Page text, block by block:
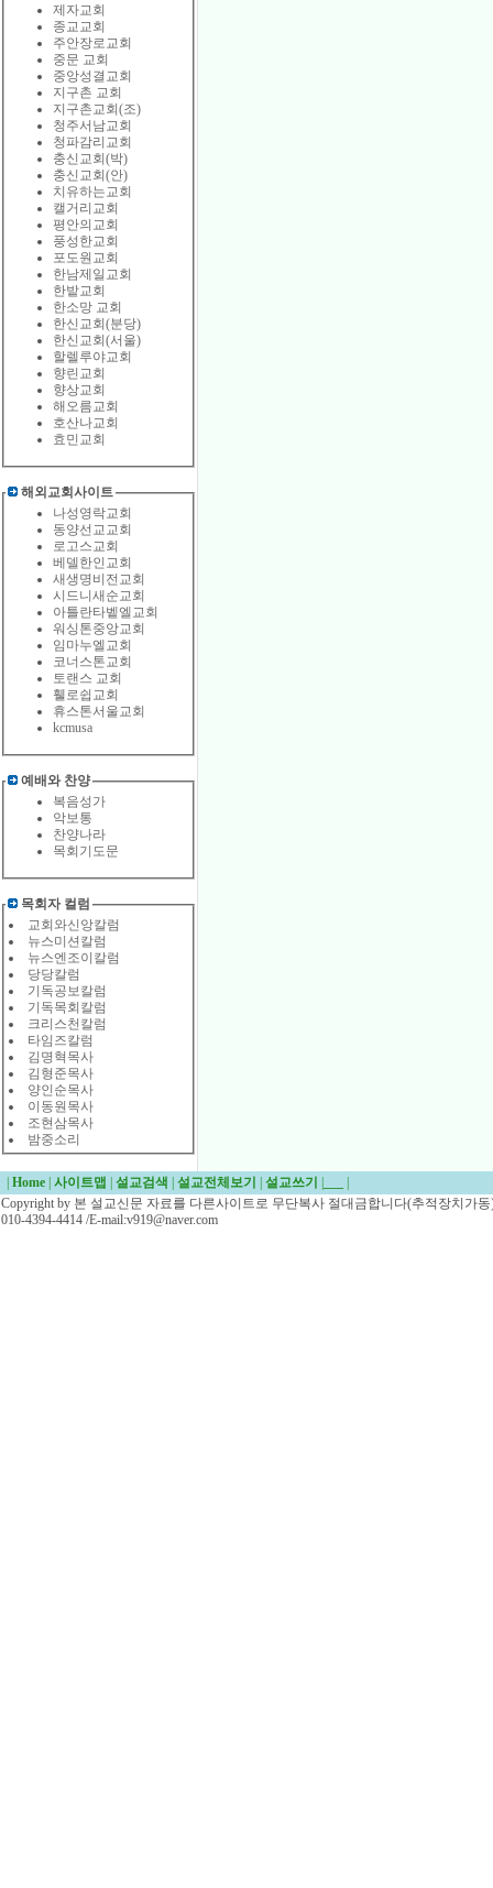
제자교회
종교교회
주안장로교회
중문 교회
중앙성결교회
지구촌 교회
지구촌교회(조)
청주서남교회
청파감리교회
충신교회(박)
충신교회(안)
치유하는교회
캘거리교회
평안의교회
풍성한교회
포도원교회
한남제일교회
한밭교회
한소망 교회
한신교회(분당)
한신교회(서울)
할렐루야교회
향린교회
향상교회
해오름교회
호산나교회
효민교회
해외교회사이트
나성영락교회
동양선교교회
로고스교회
베델한인교회
새생명비전교회
시드니새순교회
아틀란타벹엘교회
워싱톤중앙교회
임마누엘교회
코너스톤교회
토랜스 교회
휄로쉽교회
휴스톤서울교회
kcmusa
예배와 찬양
복음성가
악보통
찬양나라
목회기도문
목회자 컬럼
교회와신앙칼럼
뉴스미션칼럼
뉴스엔조이칼럼
당당칼럼
기독공보칼럼
기독목회칼럼
크리스천칼럼
타임즈칼럼
김명혁목사
김형준목사
양인순목사
이동원목사
조현삼목사
밤중소리
Home 사이트맵 설교검색 설교전체보기 설교쓰기
Copyright by 본 설교신문 자료를 다른사이트로 무단복사 절대금합니다(추적장치가
010-4394-4414 /E-mail:v919@naver.com